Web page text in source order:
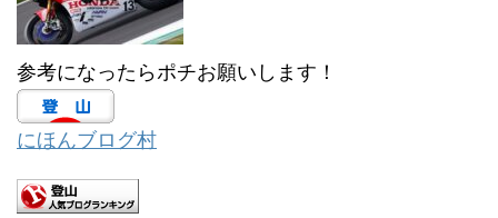
参考になったらポチお願いします！
にほんブログ村